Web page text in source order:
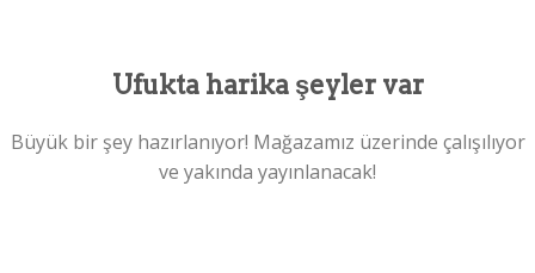
Ufukta harika şeyler var
Büyük bir şey hazırlanıyor! Mağazamız üzerinde çalışılıyor
ve yakında yayınlanacak!